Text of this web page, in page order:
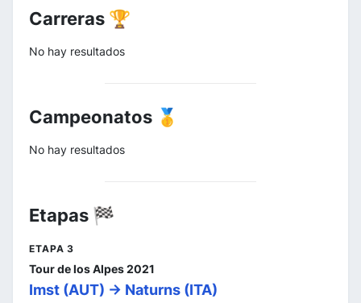
Carreras 🏆
No hay resultados
Campeonatos 🥇
No hay resultados
Etapas 🏁
ETAPA 3
Tour de los Alpes 2021
Imst (AUT) -> Naturns (ITA)